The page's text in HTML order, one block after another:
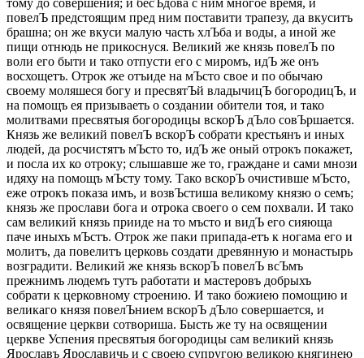
повелЪ предстоящим пред ним поставити трапезу, да вкуситъ
брашна; он же вкуси малую часть хлЪба и воды, а иной же
пищи отнюдь не прикоснуся. Великий же князь повелЪ по
воли его быти и тако отпусти его с миромъ, идЪ же онъ
восхощетъ. Отрок же отъиде на мЪсто свое и по обычаю
своему моляшеся богу и пресвятЪй владычицЪ богородицЪ, и
на помощъ ея призываеть о создании обители тоя, и тако
молитвами пресвятыя богородицы вскорЪ дЪло совЪршается.
Князь же великий повелЪ вскорЪ собрати крестьянъ и иных
людей, да росчистятъ мЪсто то, идЪ же оный отрокъ покажет,
и посла их ко отроку; слышавше же то, граждане и сами мнози
идяху на помощъ мЪсту тому. Тако вскорЪ очистивше мЪсто,
еже отрокъ показа имъ, и возвЪстиша великому князю о семъ;
князь же прослави бога и отрока своего о сем похвали. И тако
сам великий князь прииде на то мъсто и видЪ его сияюща
паче иныхъ мЪстъ. Отрок же паки припада-етъ к ногама его и
молитъ, да повелитъ церковь создати древянную и монастырь
возградити. Великий же князь вскорЪ повелЪ всЪмъ
прежнимъ людемъ тутъ работати и мастеровъ добрыхъ
собрати к церковному строению. И тако божиею помощию и
великаго князя повелЪнием вскорЪ дЪло совершается, и
освящение церкви сотвориша. Бысть же ту на освящении
церкве Успения пресвятыя богородицы сам великий князь
Ярославъ Ярославичь и с своею супругою великою княгинею